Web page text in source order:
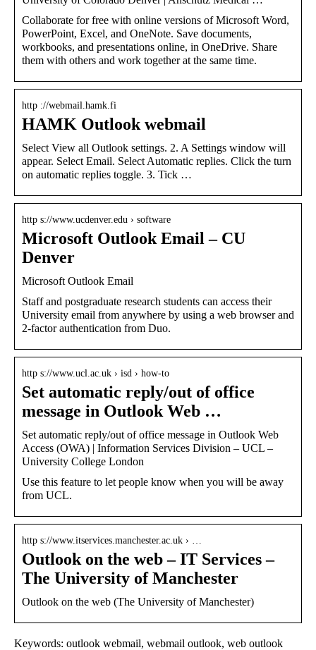
Collaborate for free with online versions of Microsoft Word,
PowerPoint, Excel, and OneNote. Save documents,
workbooks, and presentations online, in OneDrive. Share
them with others and work together at the same time.
http ://webmail.hamk.fi
HAMK Outlook webmail
Select View all Outlook settings. 2. A Settings window will
appear. Select Email. Select Automatic replies. Click the turn
on automatic replies toggle. 3. Tick …
http s://www.ucdenver.edu › software
Microsoft Outlook Email – CU
Denver
Microsoft Outlook Email
Staff and postgraduate research students can access their
University email from anywhere by using a web browser and
2-factor authentication from Duo.
http s://www.ucl.ac.uk › isd › how-to
Set automatic reply/out of office
message in Outlook Web …
Set automatic reply/out of office message in Outlook Web
Access (OWA) | Information Services Division – UCL –
University College London
Use this feature to let people know when you will be away
from UCL.
http s://www.itservices.manchester.ac.uk › …
Outlook on the web – IT Services –
The University of Manchester
Outlook on the web (The University of Manchester)
Keywords: outlook webmail, webmail outlook, web outlook